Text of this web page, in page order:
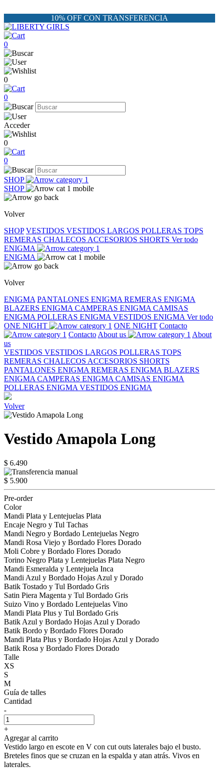
10% OFF CON TRANSFERENCIA
0
0
0
Acceder
0
0
SHOP
SHOP
Volver
SHOP VESTIDOS VESTIDOS LARGOS POLLERAS TOPS
REMERAS CHALECOS ACCESORIOS SHORTS Ver todo
ENIGMA
ENIGMA
Volver
ENIGMA PANTALONES ENIGMA REMERAS ENIGMA
BLAZERS ENIGMA CAMPERAS ENIGMA CAMISAS
ENIGMA POLLERAS ENIGMA VESTIDOS ENIGMA Ver todo
ONE NIGHT
ONE NIGHT Contacto
Contacto About us
About
us
VESTIDOS VESTIDOS LARGOS POLLERAS TOPS
REMERAS CHALECOS ACCESORIOS SHORTS
PANTALONES ENIGMA REMERAS ENIGMA BLAZERS
ENIGMA CAMPERAS ENIGMA CAMISAS ENIGMA
POLLERAS ENIGMA VESTIDOS ENIGMA
Volver
Vestido Amapola Long
$ 6.490
$ 5.900
Pre-order
Color
Mandi Plata y Lentejuelas Plata
Encaje Negro y Tul Tachas
Mandi Negro y Bordado Lentejuelas Negro
Mandi Rosa Viejo y Bordado Flores Dorado
Moli Cobre y Bordado Flores Dorado
Torino Negro Plata y Lentejuelas Plata Negro
Mandi Esmeralda y Lentejuela Inca
Mandi Azul y Bordado Hojas Azul y Dorado
Batik Tostado y Tul Bordado Gris
Satin Piera Magenta y Tul Bordado Gris
Suizo Vino y Bordado Lentejuelas Vino
Mandi Plata Plus y Tul Bordado Gris
Batik Azul y Bordado Hojas Azul y Dorado
Batik Bordo y Bordado Flores Dorado
Mandi Plata Plus y Bordado Hojas Azul y Dorado
Batik Rosa y Bordado Flores Dorado
Talle
XS
S
M
Guía de talles
Cantidad
-
+
Agregar al carrito
Vestido largo en escote en V con cut outs laterales bajo el busto.
Breteles finos que se cruzan en la espalda y atan atrás. Vivos en
laterales.